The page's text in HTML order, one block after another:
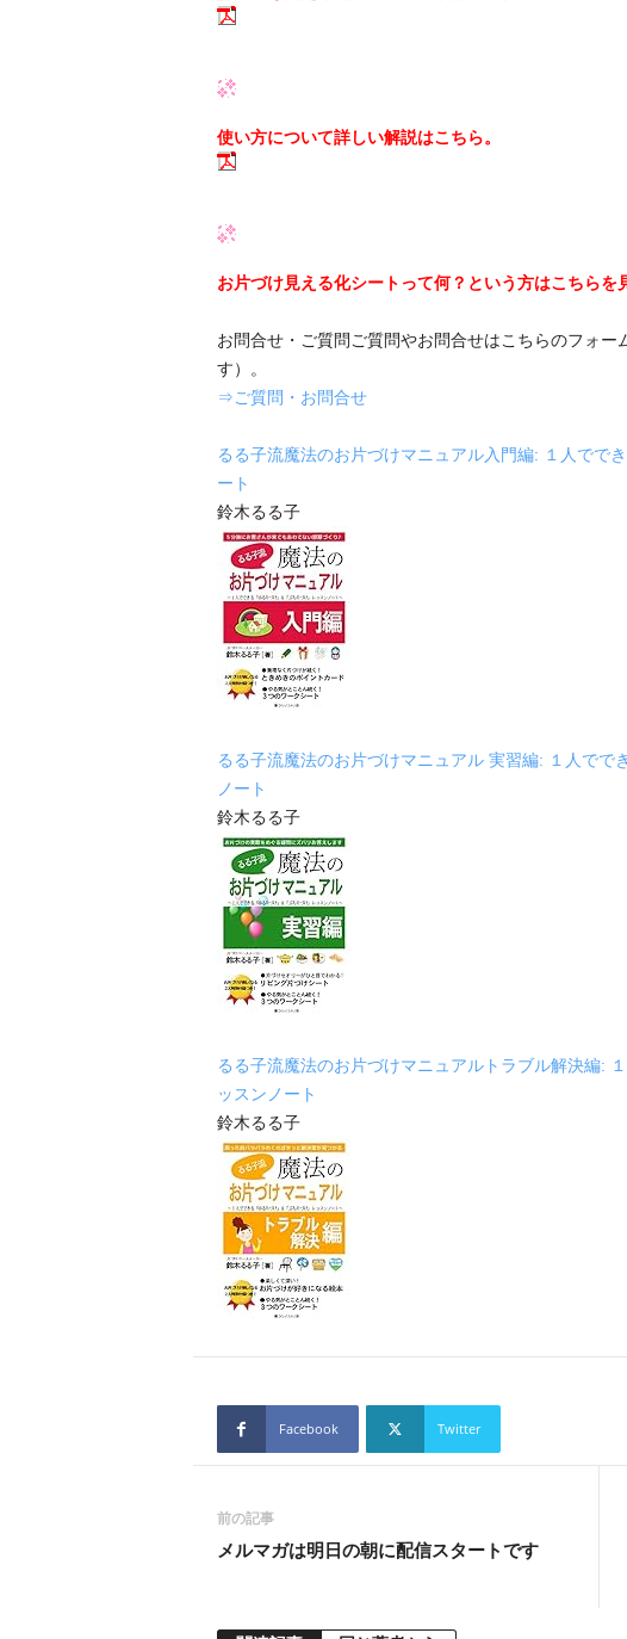
使い方について詳しい解説はこちら。
お片づけ見える化シートって何？という方はこちらを
お問合せ・ご質問ご質問やお問合せはこちらのフォ
す）。
⇒ご質問・お問合せ
るる子流魔法のお片づけマニュアル入門編: １人でで
ート
鈴木るる子
るる子流魔法のお片づけマニュアル 実習編: １人でで
ノート
鈴木るる子
るる子流魔法のお片づけマニュアルトラブル解決編:
ッスンノート
鈴木るる子
Facebook Twitter
前の記事
メルマガは明日の朝に配信スタートです